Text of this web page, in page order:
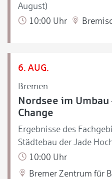
August)
10:00 Uhr
6. AUG.
Bremen
Nordsee im
Change
Ergebnisse des
Städtebau der Jade
10:00 Uhr
Bremer Zentrum für